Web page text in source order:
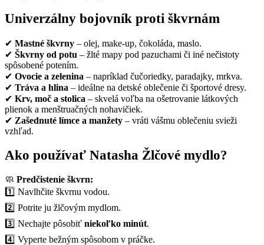
Univerzálny bojovník proti škvrnám
✔ Mastné škvrny – olej, make-up, čokoláda, maslo.
✔ Škvrny od potu – žlté mapy pod pazuchami či iné nečistoty
spôsobené potením.
✔ Ovocie a zelenina – napríklad čučoriedky, paradajky, mrkva.
✔ Tráva a hlina – ideálne na detské oblečenie či športové dresy.
✔ Krv, moč a stolica – skvelá voľba na ošetrovanie látkových
plienok a menštruačných nohavičiek.
✔ Zašednuté límce a manžety – vráti vášmu oblečeniu svieži
vzhľad.
Ako používať Natasha Žlčové mydlo?
🧼 Predčistenie škvrn:
1️⃣ Navlhčite škvrnu vodou.
2️⃣ Potrite ju žlčovým mydlom.
3️⃣ Nechajte pôsobiť niekoľko minút.
4️⃣ Vyperte bežným spôsobom v práčke.